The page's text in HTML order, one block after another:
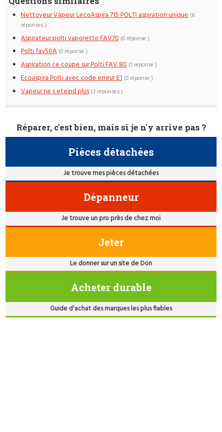
Nettoyeur Vapeur LecoAspira 715 POLTI aspiration unique (6
réponses )
Aspirateur polti vaporetto FAV70 (0 réponse )
Polti fav50A (0 réponse )
Aspiration ce coupe sur Polti FAV 80 (1 réponse )
Ecoaspira Polti avec code erreur E1 (0 réponse )
Vapeur ne s eteind plus (3 réponses )
Réparer, c'est bien, mais si je n'y arrive pas ?
Pièces détachées
Je trouve mes pièces détachées
Dépanneur
Je trouve un pro près de chez moi
Jeter
Le donner sur un site de Don
Acheter durable
Guide d'achat des marques les plus fiables